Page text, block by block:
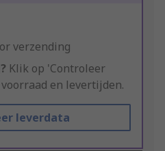
verzending
Klik op 'Controleer
en levertijden.
leverdata